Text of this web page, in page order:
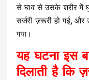
से घाव से उसके शरीर में
सर्जरी ज़रूरी हो गई,
गया।
यह घटना इस
दिलाती है कि